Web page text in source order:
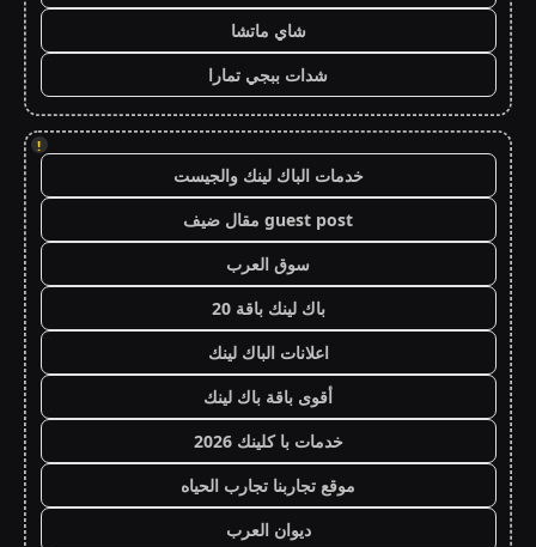
شاي ماتشا
شدات ببجي تمارا
!
خدمات الباك لينك والجيست
guest post مقال ضيف
سوق العرب
باك لينك باقة 20
اعلانات الباك لينك
أقوى باقة باك لينك
خدمات با كلينك 2026
موقع تجاربنا تجارب الحياه
ديوان العرب